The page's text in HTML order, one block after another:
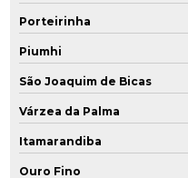
Remediação de solos
Remediação de solos
Remediação tratamento
Serviços de consultoria
Serviços de engenharia
Porteirinha
Piumhi
São Joaquim de Bicas
Várzea da Palma
Itamarandiba
Ouro Fino